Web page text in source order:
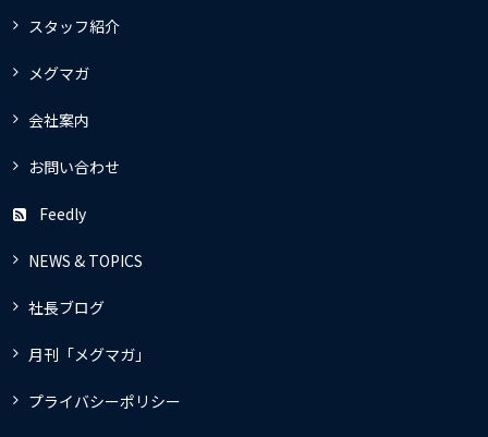
スタッフ紹介
メグマガ
会社案内
お問い合わせ
Feedly
NEWS & TOPICS
社長ブログ
月刊「メグマガ」
プライバシーポリシー